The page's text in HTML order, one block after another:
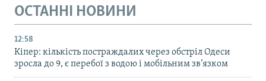
ОСТАННІ НОВИНИ
12:58
Кіпер: кількість постраждалих через обстріл Одеси
зросла до 9, є перебої з водою і мобільним зв’язком